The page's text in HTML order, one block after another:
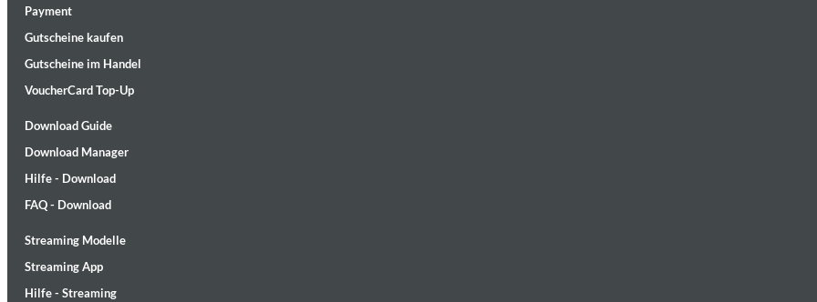
Maximum Swing: The Unissued 1965 Half Note Recordings (Stereo Remastered)
Wes Montgomery, Wynton Kelly Trio
Payment
Gutscheine kaufen
Gutscheine im Handel
VoucherCard Top-Up
Download Guide
Download Manager
Hilfe - Download
FAQ - Download
Streaming Modelle
Streaming App
Hilfe - Streaming